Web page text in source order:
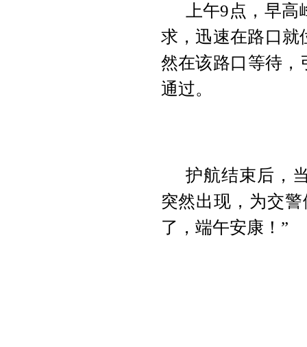
上午9点，早
求，迅速在路口就
然在该路口等待，
通过。
护航结束后，
突然出现，为交
了，端午安康！”